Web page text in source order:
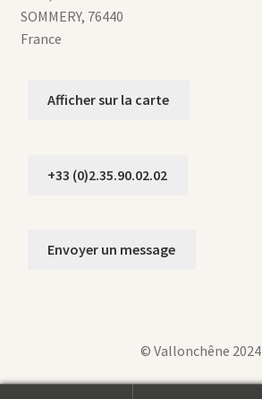
SOMMERY, 76440
France
Afficher sur la carte
+33 (0)2.35.90.02.02
Envoyer un message
© Vallonchêne 2024